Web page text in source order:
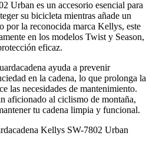
Urban es un accesorio esencial para
su bicicleta mientras añade un
por la reconocida marca Kellys, este
en los modelos Twist y Season,
eficaz.
ayuda a prevenir
en la cadena, lo que prolonga la
las necesidades de mantenimiento.
aficionado al ciclismo de montaña,
tu cadena limpia y funcional.
Kellys SW-7802 Urban